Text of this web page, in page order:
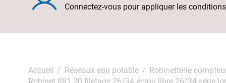
Connectez-vous pour appliquer les
Accueil Réseaux eau potable Robinetterie